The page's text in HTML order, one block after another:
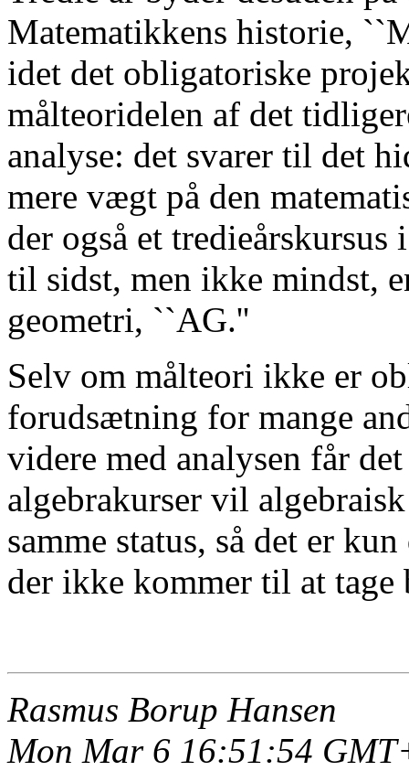
Matematikkens historie,
idet det obligatoriske
målteoridelen af det
analyse: det svarer til det
mere vægt på den
der også et
til sidst, men ikke mindst,
geometri, ``AG.''
Selv om målteori ikke er
forudsætning for mange
videre med analysen får
algebrakurser vil
samme status, så det er
der ikke kommer til at tage
Rasmus Borup Hansen
Mon Mar 6 16:51:54